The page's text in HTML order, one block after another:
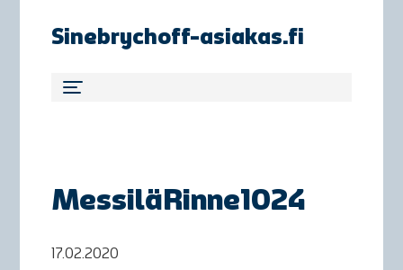
Sinebrychoff-asiakas.fi
MessiläRinne1024
17.02.2020